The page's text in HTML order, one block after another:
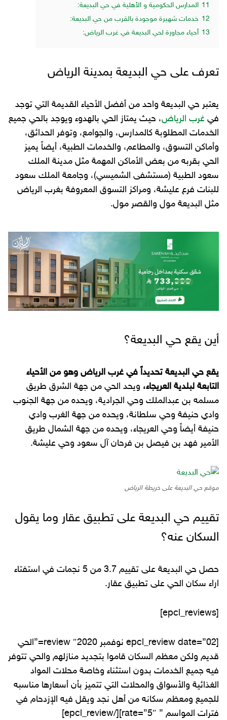
11 المدارس الحكومية و الأهلية في حي البديعة:
12 خدمات شهيرة موجودة بالقرب من حي البديعة:
13 أحياء مجاورة لحي البديعة في غرب الرياض:
تعرف على حي البديعة بمدينة الرياض
يعتبر حي البديعة واحد من أفضل الأحياء القديمة التي توجد
في غرب الرياض، حيث يمتاز الحي بالهدوء ويوجد بالحي جميع
الخدمات المطلوبة كالمدارس، والجوامع، وتوفر الحدائق،
وأماكن التسوق، والمطاعم، والخدمات الطبية، أيضاً يميز
الحي بقربه من بعض الأماكن المهمة مثل مدينة الملك
سعود الطبية (مستشفى الشميسي)، وجامعة الملك سعود
للبنات فرع عليشة، ومراكز التسوق المعروفة بغرب الرياض
مثل البديعة مول والقصر مول.
أين يقع حي البديعة؟
يقع حي البديعة تحديداً في غرب الرياض وهو من الأحياء
التابعة لبلدية العريجاء، ويحد الحي من جهة الشرق طريق
مسلمه بن عبدالملك وحي الجرادية، ويحده من جهة الجنوب
وادي حنيفة وحي سلطانة، ويحده من جهة الغرب وادي
حنيفة أيضاً وحي العريجاء، ويحده من جهة الشمال طريق
الأمير فهد بن فيصل بن فرحان آل سعود وحي عليشة.
موقع حي البديعة على خريطة الرياض
تقييم حي البديعة على تطبيق عقار وما يقول
السكان عنه؟
حصل حي البديعة على تقييم 3.7 من 5 نجمات في استفتاء
اراء سكان الحي على تطبيق عقار.
[epcl_reviews]
[epcl_review date=”02 نوفمبر 2020″ review=”الحي
قديم ولكن معظم السكان قاموا بتجديد منازلهم والحي تتوفر
فيه جميع الخدمات بدون استثناء وخاصة محلات المواد
الغذائية والأسواق والمحلات التي تتميز بأن أسعارها مناسبه
للجميع ومعظم سكانه من أهل نجد ويقل فيه الإزدحام في
فترات المواسم ” rate=”5″][/epcl_review]